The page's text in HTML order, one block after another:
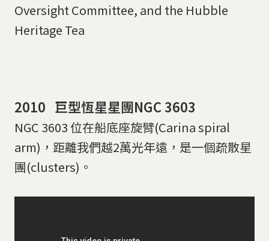
Oversight Committee, and the Hubble
Heritage Tea
2010 巨型恆星星團NGC 3603
NGC 3603 位在船底座旋臂(Carina spiral
arm)，距離我們越2萬光年遠，是一個疏散星
團(clusters)。